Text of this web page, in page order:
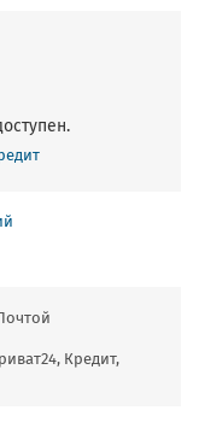
Кредит,